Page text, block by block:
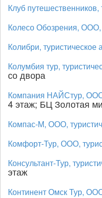
Клуб путешественников,
Колесо Обозрения, ООО,
Колибри, туристическое
Колумбия тур,
со двора
Компания НАЙСтур,
4 этаж; БЦ Золотая
Компас-М, ООО,
Комфорт-Тур, ООО,
Консультант-Тур,
этаж
Континент Омск Тур,